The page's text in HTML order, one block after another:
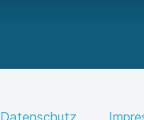
Datenschutz